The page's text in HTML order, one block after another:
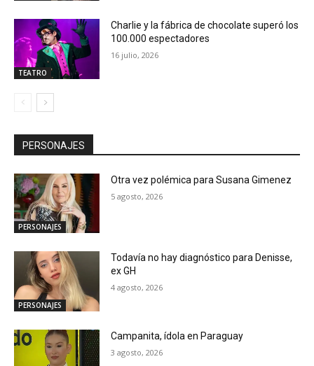
TEATRO
Charlie y la fábrica de chocolate superó los
100.000 espectadores
16 julio, 2026
PERSONAJES
PERSONAJES
Otra vez polémica para Susana Gimenez
5 agosto, 2026
PERSONAJES
Todavía no hay diagnóstico para Denisse,
ex GH
4 agosto, 2026
Campanita, ídola en Paraguay
3 agosto, 2026